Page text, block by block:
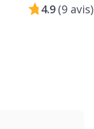
4.9 (9 avis)